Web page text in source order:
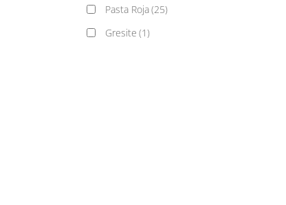
60x120 (2)
120x120 (1)
Pasta Roja(25)
Gresite (1)